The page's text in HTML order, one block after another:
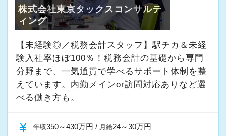
株式会社東京タックスコンサルテ
ィング
【未経験◎／税務会計スタッフ】駅チカ＆未経
験入社率ほぼ100％！税務会計の基礎から専門
分野まで、一気通貫で学べるサポート体制を整
えています。内勤メインor訪問対応ありなど選
べる働き方も。
currency_yen 年収350～430万円 / 月給24～30万円